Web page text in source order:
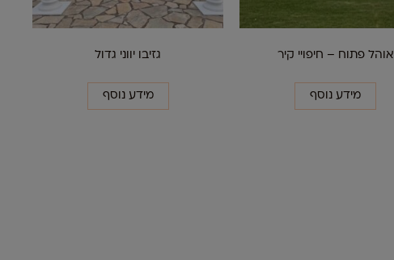
אוהל פתוח – חיפויי קיר
מידע נוסף
גזיבו יווני גדול
מידע נוסף